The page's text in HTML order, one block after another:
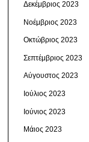
Δεκέμβριος 2023
Νοέμβριος 2023
Οκτώβριος 2023
Σεπτέμβριος 2023
Αύγουστος 2023
Ιούλιος 2023
Ιούνιος 2023
Μάιος 2023